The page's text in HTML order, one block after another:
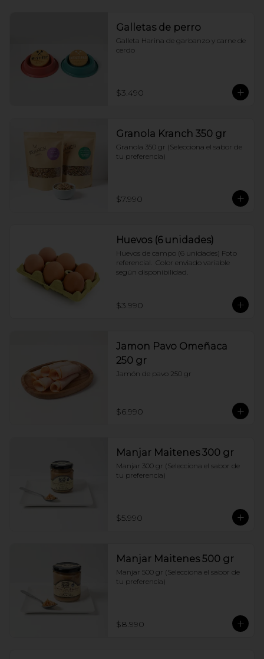
Galletas de perro
Galleta Harina de garbanzo y carne de
cerdo
$3.490
Granola Kranch 350 gr
Granola 350 gr (Selecciona el sabor de
tu preferencia)
$7.990
Huevos (6 unidades)
Huevos de campo (6 unidades) Foto
referencial.  Color enviado variable
según disponibilidad.
$3.990
Jamon Pavo Omeñaca
250 gr
Jamón de pavo 250 gr
$6.990
Manjar Maitenes 300 gr
Manjar 300 gr (Selecciona el sabor de
tu preferencia)
$5.990
Manjar Maitenes 500 gr
Manjar 500 gr (Selecciona el sabor de
tu preferencia)
$8.990